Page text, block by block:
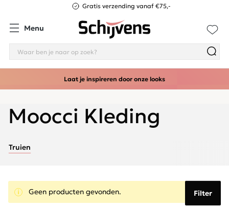
Gratis verzending vanaf €75,-
Menu
Laat je inspireren door onze looks
Moocci Kleding
Truien
Filter
Geen producten gevonden.